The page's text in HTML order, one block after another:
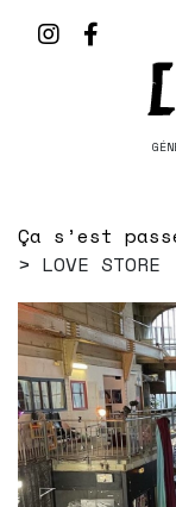
Ça s’est
LOVE STORE